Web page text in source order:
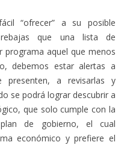
“ofrecer” a su posible
que una lista de
aquel que menos
debemos estar alertas a
presenten, a revisarlas y
se podrá lograr descubrir a
que solo cumple con la
de gobierno, el cual
económico y prefiere el